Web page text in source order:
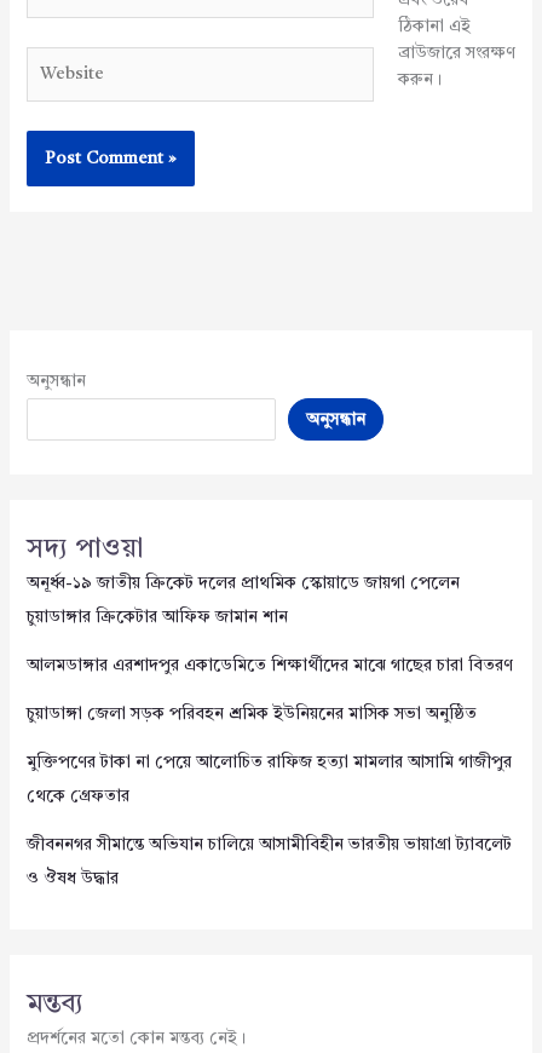
ঠিকানা এই
ব্রাউজারে সংরক্ষণ
করুন।
অনুসন্ধান
অনুসন্ধান
সদ্য পাওয়া
অনূর্ধ্ব-১৯ জাতীয় ক্রিকেট দলের প্রাথমিক স্কোয়াডে জায়গা পেলেন
চুয়াডাঙ্গার ক্রিকেটার আফিফ জামান শান
আলমডাঙ্গার এরশাদপুর একাডেমিতে শিক্ষার্থীদের মাঝে গাছের চারা বিতরণ
চুয়াডাঙ্গা জেলা সড়ক পরিবহন শ্রমিক ইউনিয়নের মাসিক সভা অনুষ্ঠিত
মুক্তিপণের টাকা না পেয়ে আলোচিত রাফিজ হত্যা মামলার আসামি গাজীপুর
থেকে গ্রেফতার
জীবননগর সীমান্তে অভিযান চালিয়ে আসামীবিহীন ভারতীয় ভায়াগ্রা ট্যাবলেট
ও ঔষধ উদ্ধার
মন্তব্য
প্রদর্শনের মতো কোন মন্তব্য নেই।